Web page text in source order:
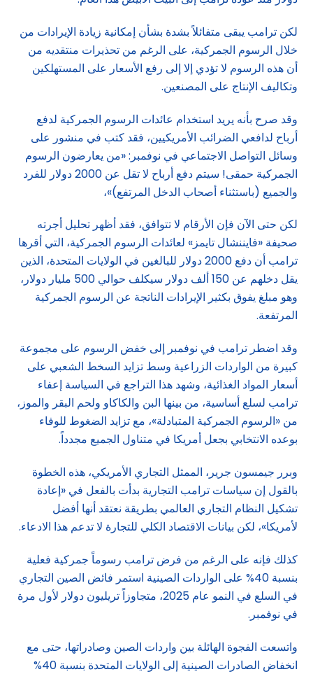
لكن ترامب يبقى متفائلاً بشدة بشأن إمكانية زيادة الإيرادات من
خلال الرسوم الجمركية، على الرغم من تحذيرات منتقديه من
أن هذه الرسوم لا تؤدي إلا إلى رفع الأسعار على المستهلكين
وتكاليف الإنتاج على المصنعين.
وقد صرح بأنه يريد استخدام عائدات الرسوم الجمركية لدفع
أرباح لدافعي الضرائب الأمريكيين، فقد كتب في منشور على
وسائل التواصل الاجتماعي في نوفمبر: «من يعارضون الرسوم
الجمركية حمقى! سيتم دفع أرباح لا تقل عن 2000 دولار للفرد
والجميع (باستثناء أصحاب الدخل المرتفع)»،
لكن حتى الآن فإن الأرقام لا تتوافق، فقد أظهر تحليل أجرته
صحيفة «فايننشال تايمز» لعائدات الرسوم الجمركية، التي أقرها
ترامب أن دفع 2000 دولار للبالغين في الولايات المتحدة، الذين
يقل دخلهم عن 150 ألف دولار سيكلف حوالي 500 مليار دولار،
وهو مبلغ يفوق بكثير الإيرادات الناتجة عن الرسوم الجمركية
المرتفعة.
وقد اضطر ترامب في نوفمبر إلى خفض الرسوم على مجموعة
كبيرة من الواردات الزراعية وسط تزايد السخط الشعبي على
أسعار المواد الغذائية، وشهد هذا التراجع في السياسة إعفاء
ترامب لسلع أساسية، من بينها البن والكاكاو ولحم البقر والموز،
من «الرسوم الجمركية المتبادلة»، مع تزايد الضغوط للوفاء
بوعده الانتخابي بجعل أمريكا في متناول الجميع مجدداً.
وبرر جيمسون جرير، الممثل التجاري الأمريكي، هذه الخطوة
بالقول إن سياسات ترامب التجارية بدأت بالفعل في «إعادة
تشكيل النظام التجاري العالمي بطريقة نعتقد أنها أفضل
لأمريكا»، لكن بيانات الاقتصاد الكلي للتجارة لا تدعم هذا الادعاء.
كذلك فإنه على الرغم من فرض ترامب رسوماً جمركية فعلية
بنسبة 40% على الواردات الصينية استمر فائض الصين التجاري
في السلع في النمو عام 2025، متجاوزاً تريليون دولار لأول مرة
في نوفمبر.
واتسعت الفجوة الهائلة بين واردات الصين وصادراتها، حتى مع
انخفاض الصادرات الصينية إلى الولايات المتحدة بنسبة 40%